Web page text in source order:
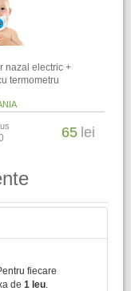
nazal electric +
termometru
65 lei
Pentru fiecare
de 1 leu